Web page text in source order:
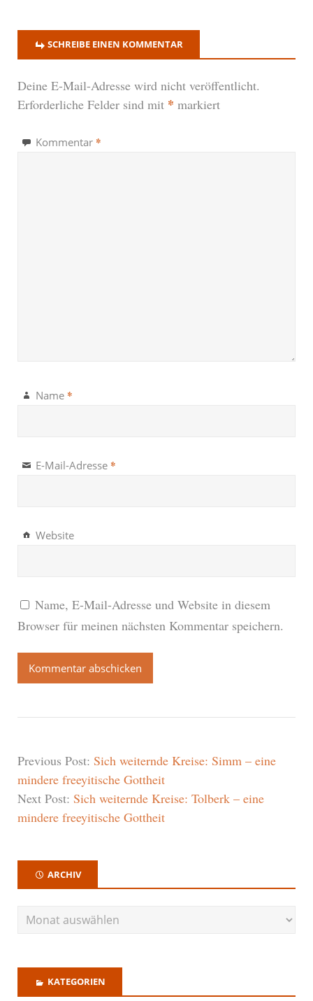
SCHREIBE EINEN KOMMENTAR
Deine E-Mail-Adresse wird nicht veröffentlicht.
Erforderliche Felder sind mit * markiert
Kommentar *
Name *
E-Mail-Adresse *
Website
Name, E-Mail-Adresse und Website in diesem
Browser für meinen nächsten Kommentar speichern.
Previous Post: Sich weiternde Kreise: Simm – eine
mindere freeyitische Gottheit
Next Post: Sich weiternde Kreise: Tolberk – eine
mindere freeyitische Gottheit
ARCHIV
KATEGORIEN